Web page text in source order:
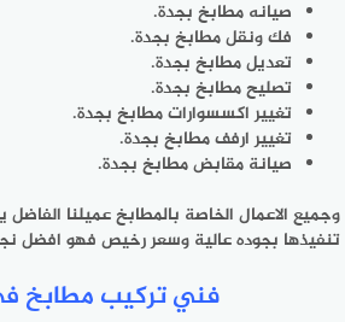
صيانه مطابخ بجدة.
فك ونقل مطابخ بجدة.
تعديل مطابخ بجدة.
تصليح مطابخ بجدة.
تغيير اكسسوارات مطابخ بجدة.
تغيير ارفف مطابخ بجدة.
صيانة مقابض مطابخ بجدة.
وجميع الاعمال الخاصة بالمطابخ عميلنا
تنفيذها بجوده عالية وسعر رخيص فهو افضل
فني تركيب مطابخ